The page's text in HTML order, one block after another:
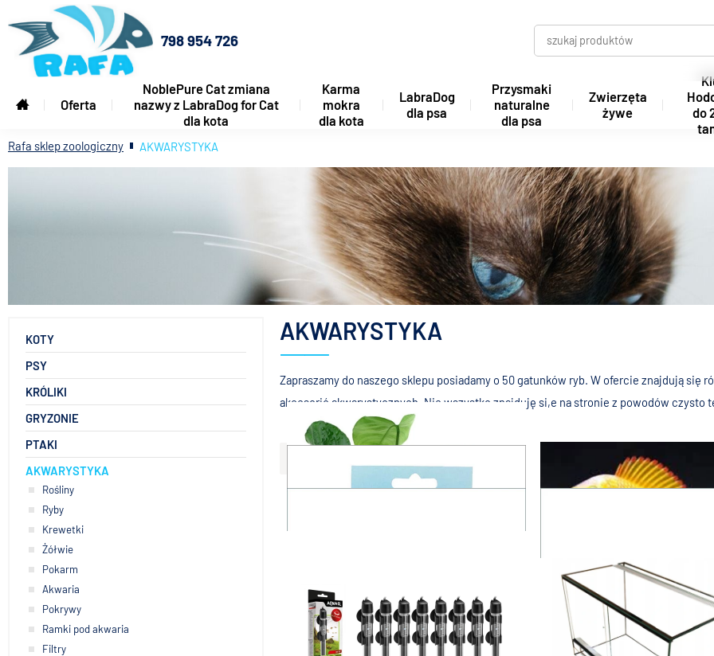
798 954 726
Oferta
NoblePure Cat zmiana
nazwy z LabraDog for Cat
dla kota
Karma
mokra
dla kota
LabraDog
dla psa
Przysmaki
naturalne
dla psa
Zwierzęta
żywe
do
Rafa sklep zoologiczny AKWARYSTYKA
KOTY
PSY
KRÓLIKI
GRYZONIE
PTAKI
AKWARYSTYKA
Rośliny
Ryby
Krewetki
Żółwie
Pokarm
Akwaria
Pokrywy
Ramki pod akwaria
Filtry
AKWARYSTYKA
Zapraszamy do naszego sklepu posiadamy o 50 gatunków ryb. W ofercie znajdują
akcesorió akwarystycznych. Nie wszystko znajduję si,e na stronie z powodów
Zapraszamy do naszego sklepu posiadamy o 50 gatunków ryb. W ofercie znajdują
terenie Krakowa dowóz akwaria osobisty aby pominąć problemy związane z kurierami.
Zwiń
Pokarm
Pokrywy Ramki pod akwaria